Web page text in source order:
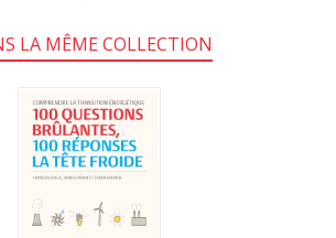
LA MÊME COLLECTION